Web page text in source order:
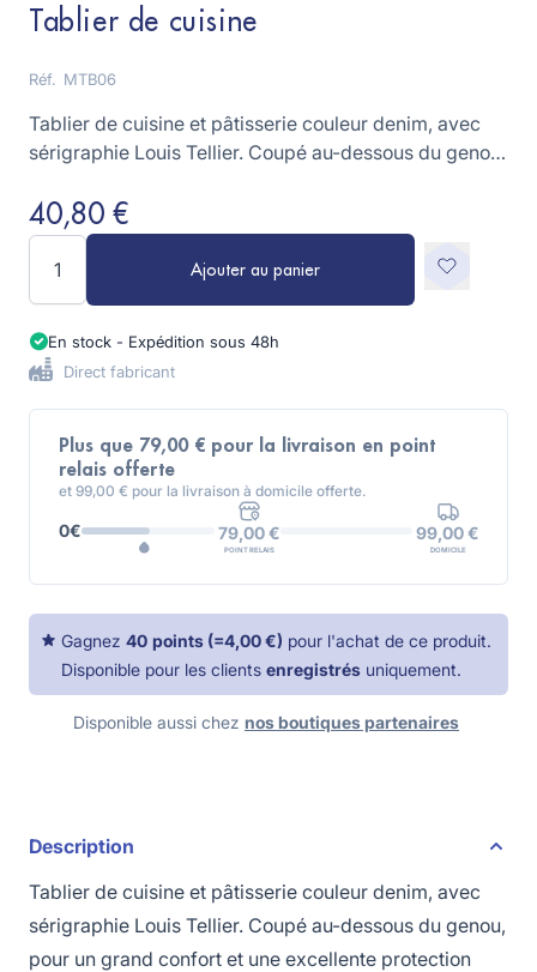
Tablier de cuisine
Réf. MTB06
Tablier de cuisine et pâtisserie couleur denim, avec
sérigraphie Louis Tellier. Coupé au-dessous du genou,
contre les éclaboussures et les tâches. Tissu résistant,
liens latéraux et sangle de cou renforcés avec des
rivets en métal, 1 poche à l’avant.
40,80 €
Ajouter au panier
En stock - Expédition sous 48h
Direct fabricant
Plus que 79,00 € pour la livraison en point
relais offerte
et 99,00 € pour la livraison à domicile offerte.
0€ 79,00 €
POINT RELAIS
99,00 €
DOMICILE
Gagnez 40 points (=4,00 €) pour l'achat de ce produit.
Disponible pour les clients enregistrés uniquement.
Disponible aussi chez nos boutiques partenaires
Description
Tablier de cuisine et pâtisserie couleur denim, avec
sérigraphie Louis Tellier. Coupé au-dessous du genou,
pour un grand confort et une excellente protection